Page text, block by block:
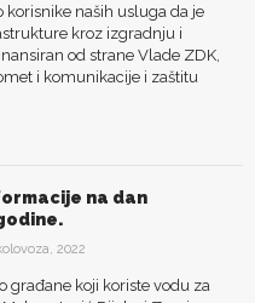
korisnike naših usluga da je
kroz izgradnju i
od strane Vlade ZDK,
i komunikacije i zaštitu
na dan
2022
građane koji koriste vodu za